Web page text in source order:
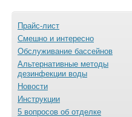
Прайс-лист
Смешно и интересно
Обслуживание бассейнов
Альтернативные методы
дезинфекции воды
Новости
Инструкции
5 вопросов об отделке